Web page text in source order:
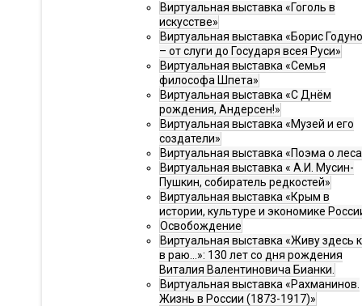
Виртуальная выставка «Гоголь в
искусстве»
Виртуальная выставка «Борис
– от слуги до Государя всея Руси»
Виртуальная выставка «Семья
философа Шпета»
Виртуальная выставка «С Днём
рождения, Андерсен!»
Виртуальная выставка «Музей и его
создатели»
Виртуальная выставка «Поэма о
Виртуальная выставка « А.И. Мусин-
Пушкин, собиратель редкостей»
Виртуальная выставка «Крым в
истории, культуре и экономике
Освобождение
Виртуальная выставка «Живу здесь
в раю…»: 130 лет со дня рождения
Виталия Валентиновича Бианки.
Виртуальная выставка «Рахманинов.
Жизнь в России (1873-1917)»